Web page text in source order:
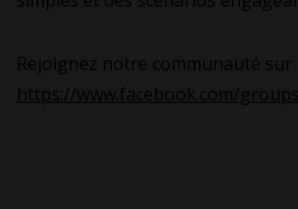
Rejoignez notre communauté sur
https://www.facebook.com/